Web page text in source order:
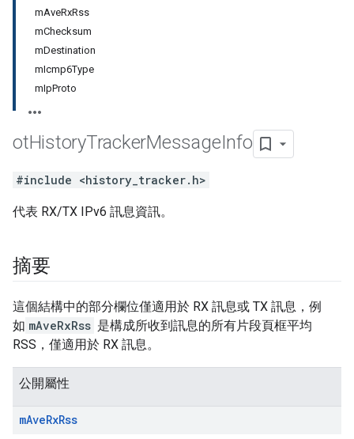
mAveRxRss
mChecksum
mDestination
mIcmp6Type
mIpProto
otHistoryTrackerMessageInfo
#include <history_tracker.h>
代表 RX/TX IPv6 訊息資訊。
摘要
這個結構中的部分欄位僅適用於 RX 訊息或 TX 訊息，例
如 mAveRxRss 是構成所收到訊息的所有片段頁框平均
RSS，僅適用於 RX 訊息。
公開屬性
mAveRxRss